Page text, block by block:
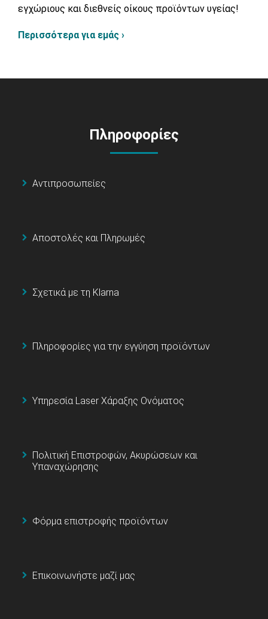
εγχώριους και διεθνείς οίκους προϊόντων υγείας!
Περισσότερα για εμάς ›
Πληροφορίες
Αντιπροσωπείες
Αποστολές και Πληρωμές
Σχετικά με τη Klarna
Πληροφορίες για την εγγύηση προϊόντων
Υπηρεσία Laser Χάραξης Ονόματος
Πολιτική Επιστροφών, Ακυρώσεων και
Υπαναχώρησης
Φόρμα επιστροφής προϊόντων
Επικοινωνήστε μαζί μας